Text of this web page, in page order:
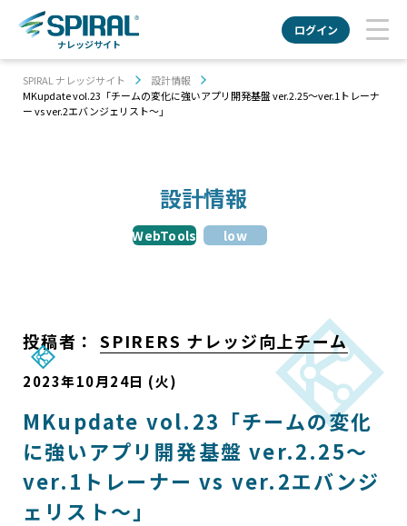
ナレッジサイト
ログイン
SPIRAL ナレッジサイト
設計情報
MKupdate vol.23「チームの変化に強いアプリ開発基盤 ver.2.25〜ver.1トレーナ
ー vs ver.2エバンジェリスト〜」
設計情報
WebTools low
投稿者： SPIRERS ナレッジ向上チーム
2023年10月24日 (火)
MKupdate vol.23「チームの変化
に強いアプリ開発基盤 ver.2.25〜
ver.1トレーナー vs ver.2エバンジ
ェリスト〜」